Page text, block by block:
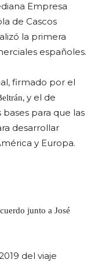
Empresa
de Cascos
la primera
españoles.
firmado por el
, y el de
bases para que las
desarrollar
y Europa.
junto a José
del viaje